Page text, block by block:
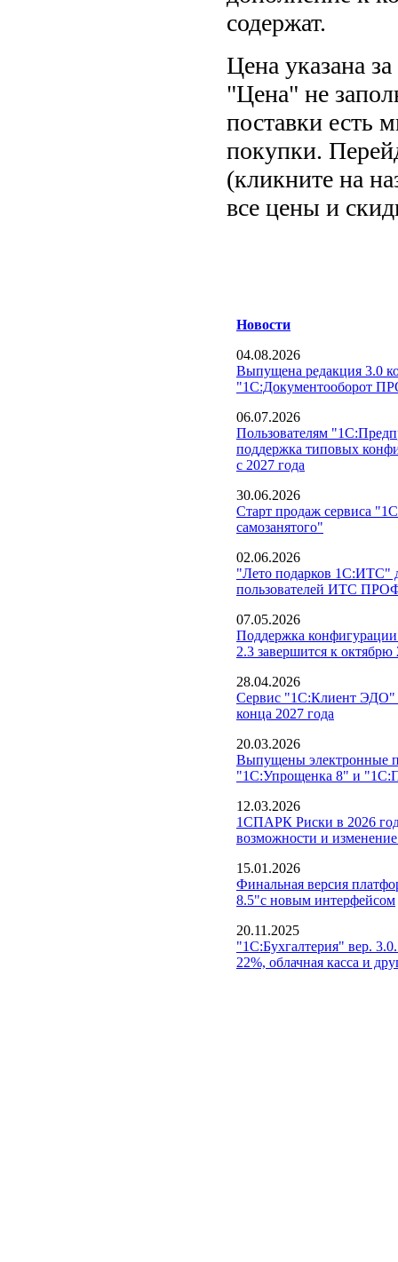
содержат.
Цена указана
"Цена" не
поставки есть
покупки.
(кликните на
все цены и
Новости
04.08.2026
Выпущена редакция 3.0
"1С:Документооборот
06.07.2026
Пользователям
поддержка типовых
с 2027 года
30.06.2026
Старт продаж сервиса
самозанятого"
02.06.2026
"Лето подарков 1С:ИТС"
пользователей ИТС
07.05.2026
Поддержка
2.3 завершится к октябрю
28.04.2026
Сервис "1С:Клиент ЭДО"
конца 2027 года
20.03.2026
Выпущены электронные
"1С:Упрощенка 8" и
12.03.2026
1СПАРК Риски в 2026
возможности и
15.01.2026
Финальная версия
8.5"с новым интерфейсом
20.11.2025
"1С:Бухгалтерия" вер.
22%, облачная касса и